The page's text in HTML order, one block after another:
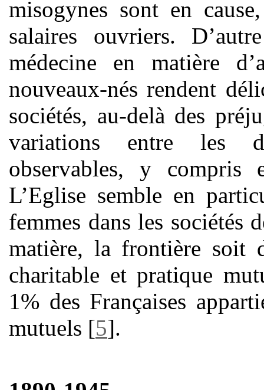
misogynes sont en
salaires ouvriers.
médecine en matière
nouveaux-nés rendent
sociétés, au-delà des
variations entre les
observables, y compris
L’Eglise semble en
femmes dans les sociétés
matière, la frontière soit
charitable et pratique
1% des Françaises
mutuels [5].